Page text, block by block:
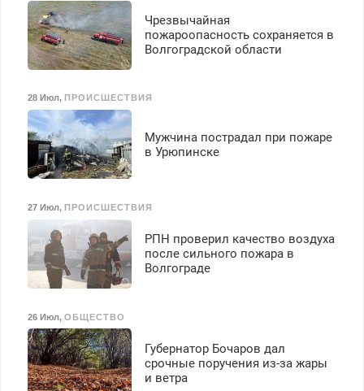
Чрезвычайная
пожароопасность сохраняется в
Волгоградской области
28 Июл, ПРОИСШЕСТВИЯ
Мужчина пострадал при пожаре
в Урюпинске
27 Июл, ПРОИСШЕСТВИЯ
РПН проверил качество воздуха
после сильного пожара в
Волгограде
26 Июл, ОБЩЕСТВО
Губернатор Бочаров дал
срочные поручения из-за жары
и ветра